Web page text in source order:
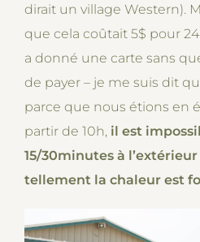
dirait un village Western).
que cela coûtait 5$ pour
a donné une carte sans
de payer – je me suis dit
parce que nous étions en
partir de 10h, il est
15/30minutes à
tellement la chaleur est